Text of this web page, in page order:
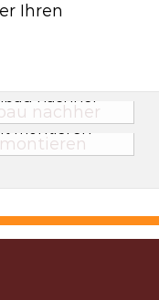
Ihren
nachher
montieren